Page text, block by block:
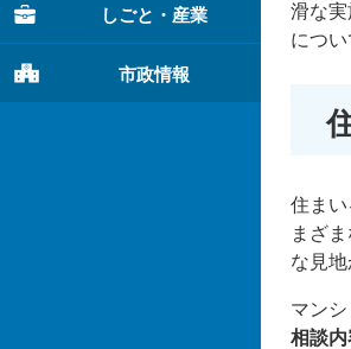
しごと・産業
市政情報
滑な
につ
住ま
まざ
な見地
マン
相談内